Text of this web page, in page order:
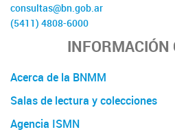
consultas@bn.gob.ar
(5411) 4808-6000
INFORMACIÓN
Acerca de la BNMM
Salas de lectura y colecciones
Agencia ISMN